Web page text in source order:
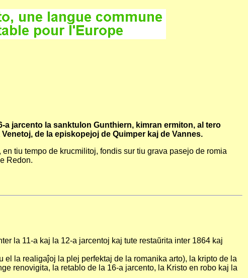
jarcento la sanktulon Gunthiern, kimran ermiton, al tero
de la episkopejoj de Quimper kaj de Vannes.
tiu tempo de krucmilitoj, fondis sur tiu grava pasejo de romia
Redon.
la 11-a kaj la 12-a jarcentoj kaj tute restaŭrita inter 1864 kaj
la realigaĵoj la plej perfektaj de la romanika arto), la kripto de la
renovigita, la retablo de la 16-a jarcento, la Kristo en robo kaj la